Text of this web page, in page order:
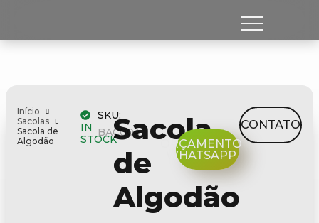
Início
Sacolas
Sacola de
Algodão
IN
STOCK
SKU:
BAC004
Sacola
de
Algodão
ORÇAMENTO
WHATSAPP
CONTATO